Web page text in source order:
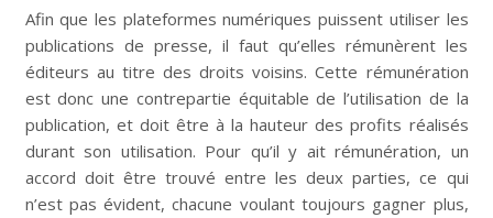
Afin que les plateformes numériques puissent utiliser les
publications de presse, il faut qu’elles rémunèrent les
éditeurs au titre des droits voisins. Cette rémunération
est donc une contrepartie équitable de l’utilisation de la
publication, et doit être à la hauteur des profits réalisés
durant son utilisation. Pour qu’il y ait rémunération, un
accord doit être trouvé entre les deux parties, ce qui
n’est pas évident, chacune voulant toujours gagner plus,